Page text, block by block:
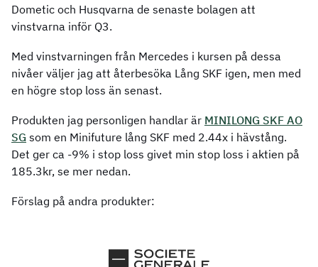
Dometic och Husqvarna de senaste bolagen att
vinstvarna inför Q3.
Med vinstvarningen från Mercedes i kursen på dessa
nivåer väljer jag att återbesöka Lång SKF igen, men med
en högre stop loss än senast.
Produkten jag personligen handlar är MINILONG SKF AO
SG som en Minifuture lång SKF med 2.44x i hävstång.
Det ger ca -9% i stop loss givet min stop loss i aktien på
185.3kr, se mer nedan.
Förslag på andra produkter: